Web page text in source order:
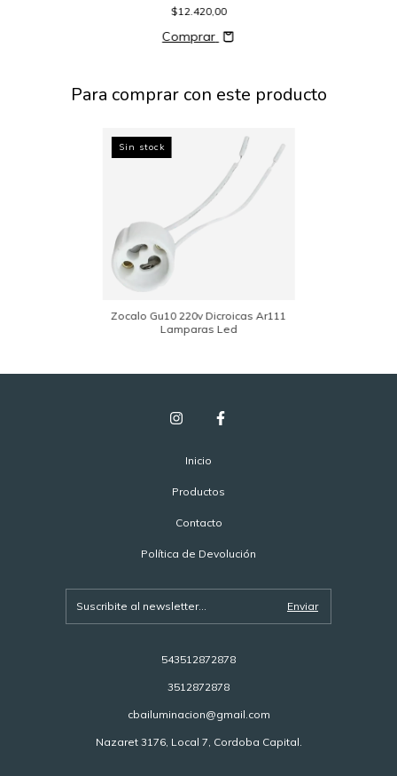
$12.420,00
Comprar
Para comprar con este producto
Sin stock
Zocalo Gu10 220v Dicroicas Ar111
Lamparas Led
Inicio
Productos
Contacto
Política de Devolución
543512872878
3512872878
cbailuminacion@gmail.com
Nazaret 3176, Local 7, Cordoba Capital.